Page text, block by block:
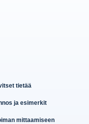
tietää
ja esimerkit
mittaamiseen